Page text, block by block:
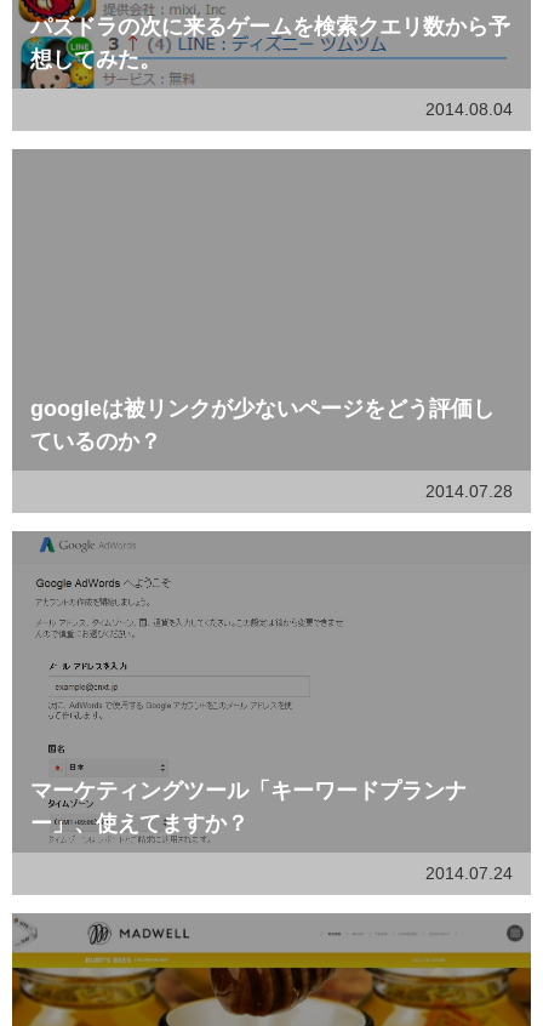
パズドラの次に来るゲームを検索クエリ数から予
想してみた。
2014.08.04
googleは被リンクが少ないページをどう評価し
ているのか？
2014.07.28
マーケティングツール「キーワードプランナ
ー」、使えてますか？
2014.07.24